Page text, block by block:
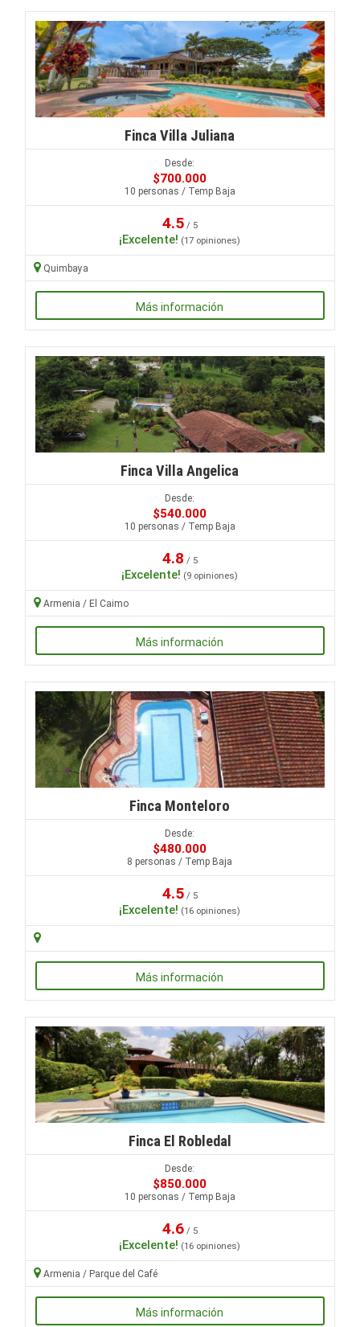
Finca Villa Juliana
Desde:
$700.000
10 personas / Temp Baja
4.5/ 5
¡Excelente! (17 opiniones)
Quimbaya
Más información
Finca Villa Angelica
Desde:
$540.000
10 personas / Temp Baja
4.8 / 5
¡Excelente! (9 opiniones)
Armenia / El Caimo
Más información
Finca Monteloro
Desde:
$480.000
8 personas / Temp Baja
4.5/ 5
¡Excelente! (16 opiniones)
Más información
Finca El Robledal
Desde:
$850.000
10 personas / Temp Baja
4.6/ 5
¡Excelente! (16 opiniones)
Armenia / Parque del Café
Más información